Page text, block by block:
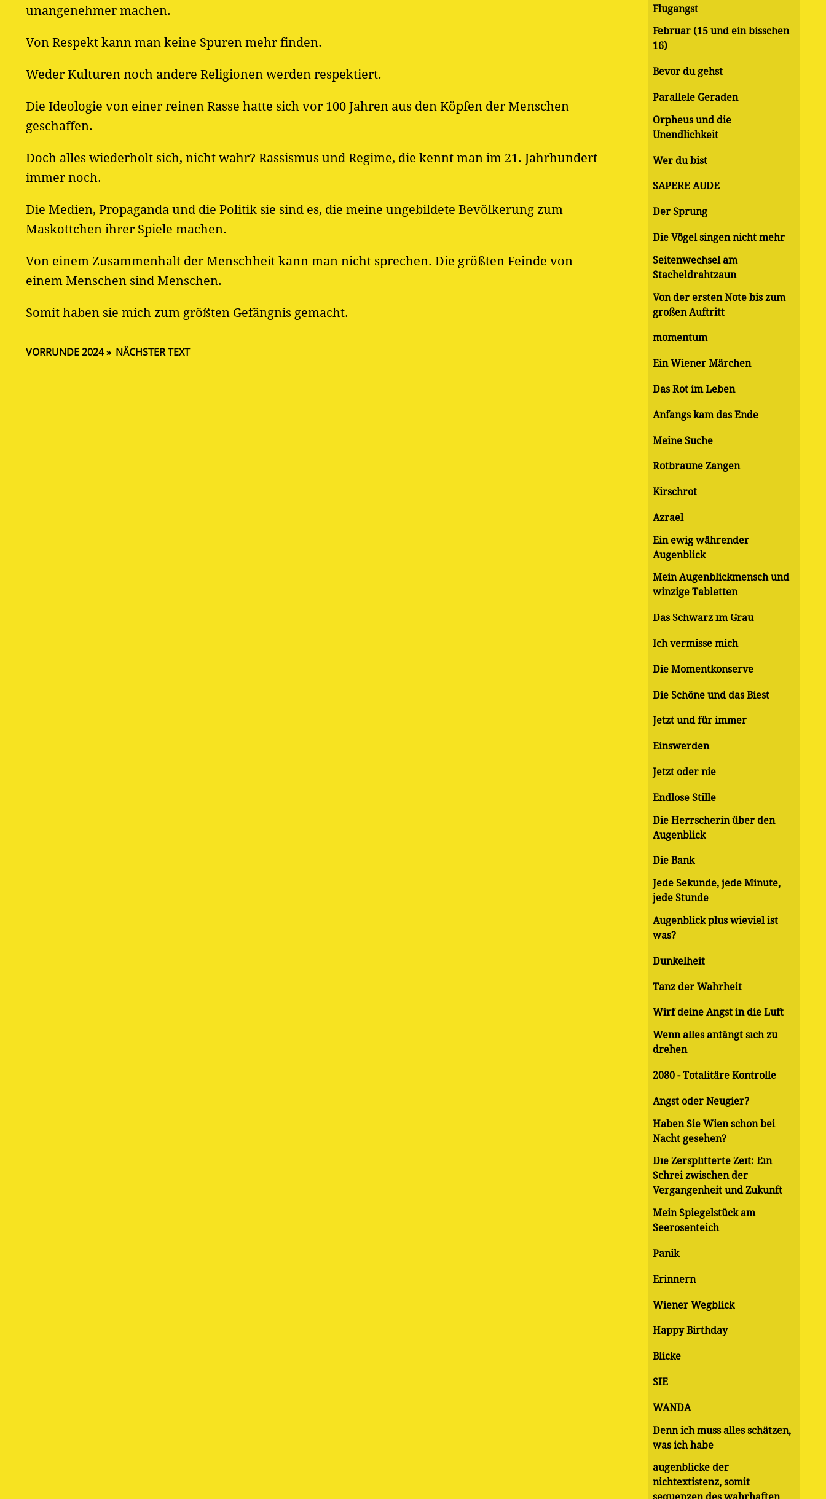
unangenehmer machen.
Von Respekt kann man keine Spuren mehr finden.
Weder Kulturen noch andere Religionen werden respektiert.
Die Ideologie von einer reinen Rasse hatte sich vor 100 Jahren aus den Köpfen der Menschen
geschaffen.
Doch alles wiederholt sich, nicht wahr? Rassismus und Regime, die kennt man im 21. Jahrhundert
immer noch.
Die Medien, Propaganda und die Politik sie sind es, die meine ungebildete Bevölkerung zum
Maskottchen ihrer Spiele machen.
Von einem Zusammenhalt der Menschheit kann man nicht sprechen. Die größten Feinde von
einem Menschen sind Menschen.
Somit haben sie mich zum größten Gefängnis gemacht.
VORRUNDE 2024 NÄCHSTER TEXT
Flugangst
Februar (15 und ein bisschen
16)
Bevor du gehst
Parallele Geraden
Orpheus und die
Unendlichkeit
Wer du bist
SAPERE AUDE
Der Sprung
Die Vögel singen nicht mehr
Seitenwechsel am
Stacheldrahtzaun
Von der ersten Note bis zum
großen Auftritt
momentum
Ein Wiener Märchen
Das Rot im Leben
Anfangs kam das Ende
Meine Suche
Rotbraune Zangen
Kirschrot
Azrael
Ein ewig währender
Augenblick
Mein Augenblickmensch und
winzige Tabletten
Das Schwarz im Grau
Ich vermisse mich
Die Momentkonserve
Die Schöne und das Biest
Jetzt und für immer
Einswerden
Jetzt oder nie
Endlose Stille
Die Herrscherin über den
Augenblick
Die Bank
Jede Sekunde, jede Minute,
jede Stunde
Augenblick plus wieviel ist
was?
Dunkelheit
Tanz der Wahrheit
Wirf deine Angst in die Luft
Wenn alles anfängt sich zu
drehen
2080 - Totalitäre Kontrolle
Angst oder Neugier?
Haben Sie Wien schon bei
Nacht gesehen?
Die Zersplitterte Zeit: Ein
Schrei zwischen der
Vergangenheit und Zukunft
Mein Spiegelstück am
Seerosenteich
Panik
Erinnern
Wiener Wegblick
Happy Birthday
Blicke
SIE
WANDA
Denn ich muss alles schätzen,
was ich habe
augenblicke der
nichtextistenz, somit